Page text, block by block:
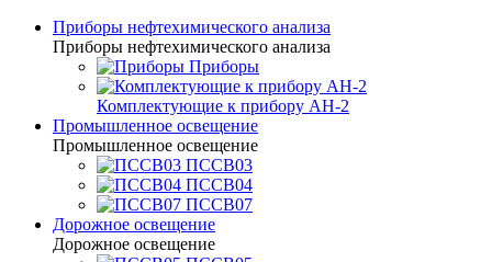
Приборы нефтехимического анализа
Приборы нефтехимического анализа
Приборы
Комплектующие к прибору АН-2
Промышленное освещение
Промышленное освещение
ПССВ03
ПССВ04
ПССВ07
Дорожное освещение
Дорожное освещение